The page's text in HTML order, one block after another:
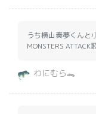
うち横山奏夢くんと
MONSTERS
わにむら🐊